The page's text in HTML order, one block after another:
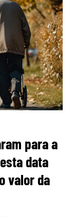
para a
data
valor da